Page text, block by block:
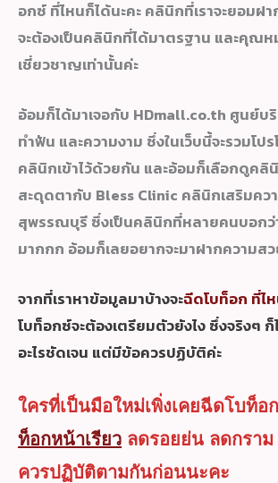
อกซ์ ที่ไหนก็ได้นะคะ คลินิกที่เราจะยอมฝา
จะต้องเป็นคลินิกที่ได้มาตรฐาน และคุณ
เชี่ยวชาญเท่านั้นค่ะ
อ้อมก็ได้มาเจอกับ HDmall.co.th ศูนย์บ
ทำฟัน และความงาม ซึ่งในเว็บนี้จะรวมโป
คลินิกเข้าไว้ด้วยกัน และอ้อมก็เลือกดูคลิ
สะดุดตากับ Bless Clinic คลินิกเสริมคว
สุพรรณบุรี ซึ่งเป็นคลินิกที่หลายคนบอก
มากกก อ้อมก็เลยอยากจะมาฝากความสว
จากที่เราหาข้อมูลมาบ้างจะฉีดโบท็อก ที่ไ
โบท็อกซ์จะต้องเตรียมตัวยังไง ซึ่งจริงๆ
อะไรชัดเจน แต่มีข้อควรปฏิบัติค่ะ
ใครที่เป็นมือใหม่เพิ่งเคยฉีดโบท็อ
ท็อกหน้าเรียว ลดรอยย่น ลดกรา
ควรปฏิบัติตามกันก่อนนะคะ